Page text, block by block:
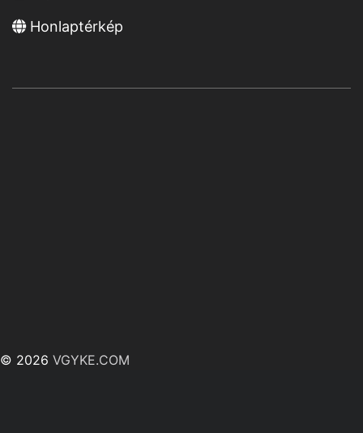
Honlaptérkép
© 2026 VGYKE.COM